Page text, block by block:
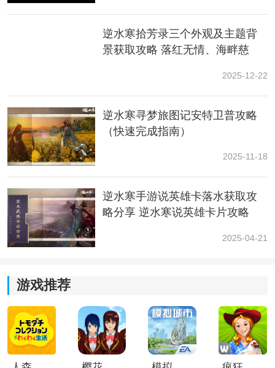
4、钱包找不到了，任务完成即可领取奖励。
以上就是小编给大家整理出来逆水寒手游暖日犯困任务
逆水寒拾芳录三个外观及主题背
景获取攻略 落红无情、海畔慈
2025-12-22
逆水寒寻梦旅图记安特卫普攻略
（快速完成指南）
2025-11-18
逆水寒手游说英雄卡落水获取攻
略分享 逆水寒说英雄卡片攻略
2025-04-21
游戏推荐